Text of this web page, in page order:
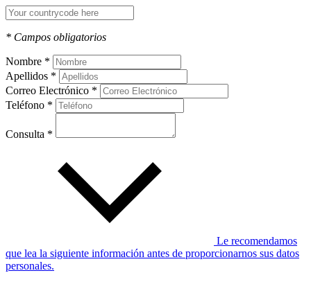
* Campos obligatorios
Nombre *
Apellidos *
Correo Electrónico *
Teléfono *
Consulta *
Le recomendamos
que lea la siguiente información antes de proporcionarnos sus datos
personales.